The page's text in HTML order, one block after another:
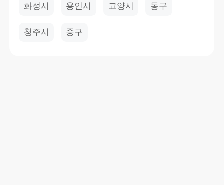
화성시 용인시 고양시 동구
청주시 중구